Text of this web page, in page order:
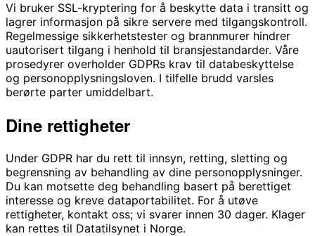
Vi bruker SSL-kryptering for å beskytte data i transitt og
lagrer informasjon på sikre servere med tilgangskontroll.
Regelmessige sikkerhetstester og brannmurer hindrer
uautorisert tilgang i henhold til bransjestandarder. Våre
prosedyrer overholder GDPRs krav til databeskyttelse
og personopplysningsloven. I tilfelle brudd varsles
berørte parter umiddelbart.
Dine rettigheter
Under GDPR har du rett til innsyn, retting, sletting og
begrensning av behandling av dine personopplysninger.
Du kan motsette deg behandling basert på berettiget
interesse og kreve dataportabilitet. For å utøve
rettigheter, kontakt oss; vi svarer innen 30 dager. Klager
kan rettes til Datatilsynet i Norge.